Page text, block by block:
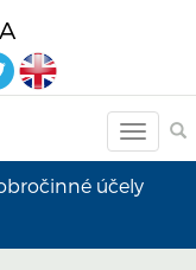
účely